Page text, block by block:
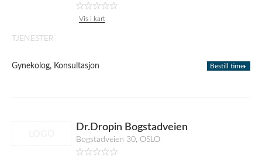
Vis i kart
TJENESTER
Gynekolog, Konsultasjon Bestill time
Dr.Dropin Bogstadveien
Bogstadveien 30, OSLO